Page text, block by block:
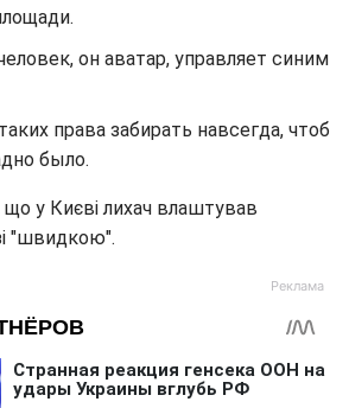
он аватар, управляет синим
права забирать навсегда, чтоб
было.
у Києві лихач влаштував
"швидкою".